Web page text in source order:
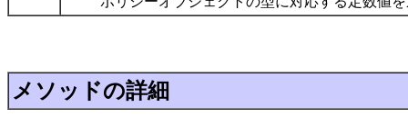
メソッドの詳細